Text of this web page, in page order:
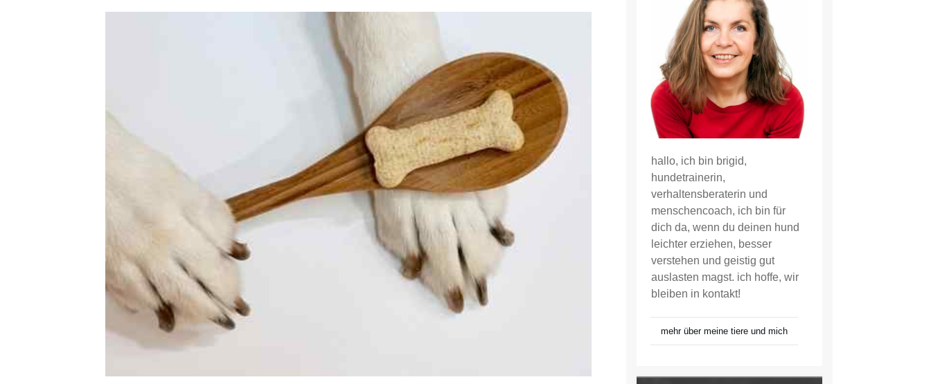
hallo, ich bin brigid,
hundetrainerin,
verhaltensberaterin und
menschencoach, ich bin für
dich da, wenn du deinen hund
leichter erziehen, besser
verstehen und geistig gut
auslasten magst. ich hoffe, wir
bleiben in kontakt!
mehr über meine tiere und mich